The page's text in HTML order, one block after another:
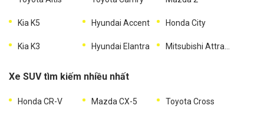
Kia K5 Hyundai Accent Honda City
Kia K3 Hyundai Elantra
Xe SUV tìm kiếm nhiều nhất
Honda CR-V Mazda CX-5 Toyota Cross